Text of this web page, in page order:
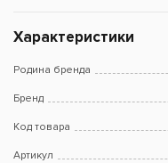
Характеристики
Родина бренда
Бренд
Код товара
Артикул